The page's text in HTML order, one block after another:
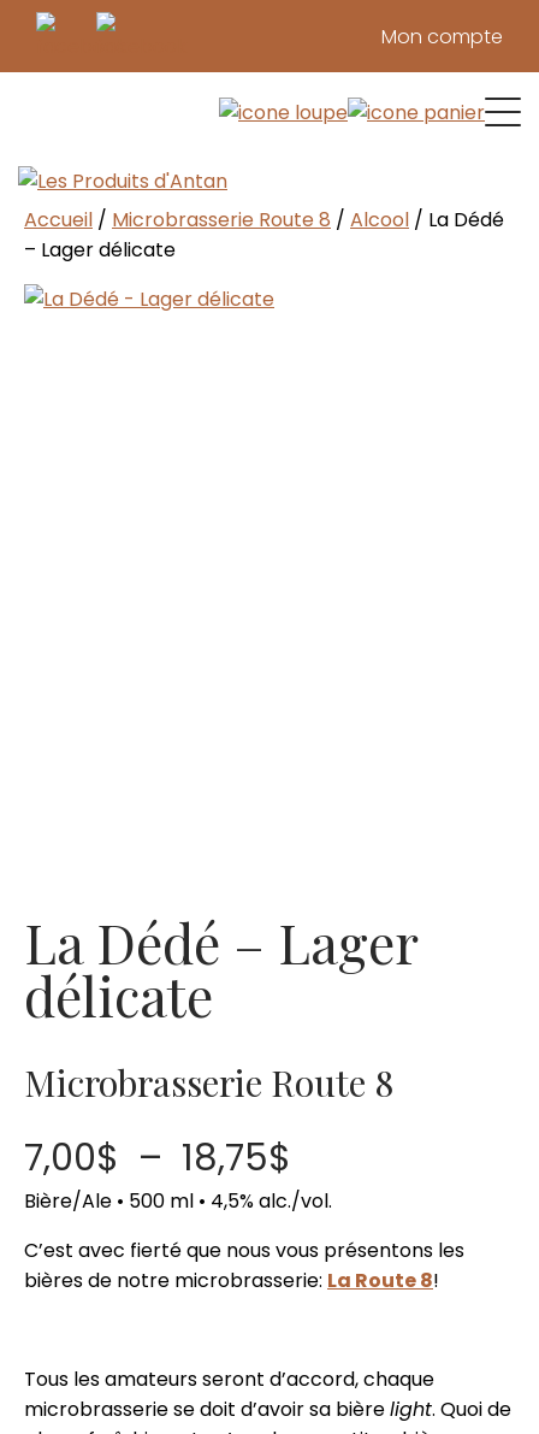
Mon compte
Accueil / Microbrasserie Route 8 / Alcool / La Dédé
– Lager délicate
La Dédé – Lager
délicate
Microbrasserie Route 8
7,00$ – 18,75$
de
prix :
à
Bière/Ale • 500 ml • 4,5% alc./vol.
C’est avec fierté que nous vous présentons les
bières de notre microbrasserie: La Route 8!
Tous les amateurs seront d’accord, chaque
microbrasserie se doit d’avoir sa bièrelight. Quoi de